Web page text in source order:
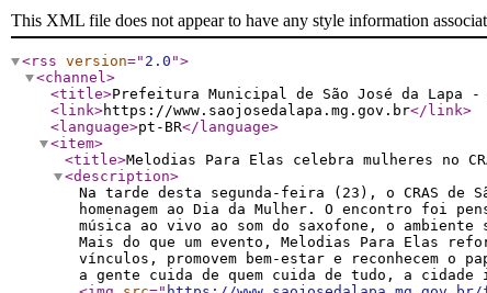
This XML file does not appear to have any style information
<rss version=" 2.0 ">
<channel>
<title>Prefeitura Municipal de São José da Lapa -
<link>https://www.saojosedalapa.mg.gov.br</link>
<language>pt-BR</language>
<item>
<title>Melodias Para Elas celebra mulheres no
<description>
Na tarde desta segunda-feira (23), o CRAS de
homenagem ao Dia da Mulher. O encontro foi
música ao vivo ao som do saxofone, o
Mais do que um evento, Melodias Para Elas
vínculos, promovem bem-estar e reconhecem o
a gente cuida de quem cuida de tudo, a